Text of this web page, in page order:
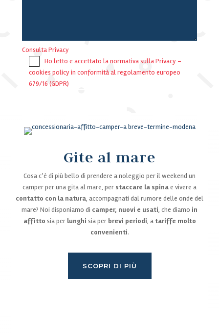
Consulta Privacy
Ho letto e accettato la normativa sulla Privacy –
cookies policy in conformità al regolamento europeo
679/16 (GDPR)
Gite al mare
Cosa c’è di più bello di prendere a noleggio per il weekend un
camper per una gita al mare, per staccare la spinae vivere a
contatto con la natura, accompagnati dal rumore delle onde del
mare? Noi disponiamo di camper, nuovi e usati, che diamo in
affitto sia per lunghi sia per brevi periodi, atariffe molto
convenienti.
SCOPRI DI PIÙ